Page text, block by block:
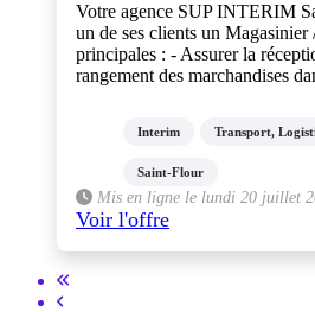
Votre agence SUP INTERIM
un de ses clients un
principales : - Assurer la
rangement des marchandises
Interim Transport,
Saint-Flour
Mis en ligne le lundi 20 juillet
Voir l'offre